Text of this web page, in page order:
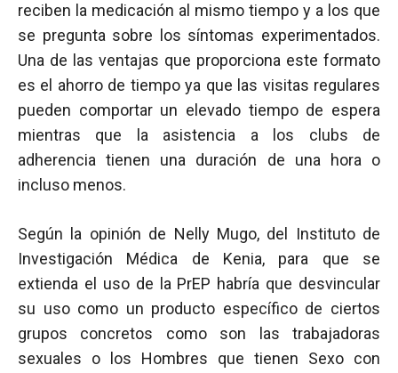
reciben la medicación al mismo tiempo y a los que
se pregunta sobre los síntomas experimentados.
Una de las ventajas que proporciona este formato
es el ahorro de tiempo ya que las visitas regulares
pueden comportar un elevado tiempo de espera
mientras que la asistencia a los clubs de
adherencia tienen una duración de una hora o
incluso menos.
Según la opinión de Nelly Mugo, del Instituto de
Investigación Médica de Kenia, para que se
extienda el uso de la PrEP habría que desvincular
su uso como un producto específico de ciertos
grupos concretos como son las trabajadoras
sexuales o los Hombres que tienen Sexo con